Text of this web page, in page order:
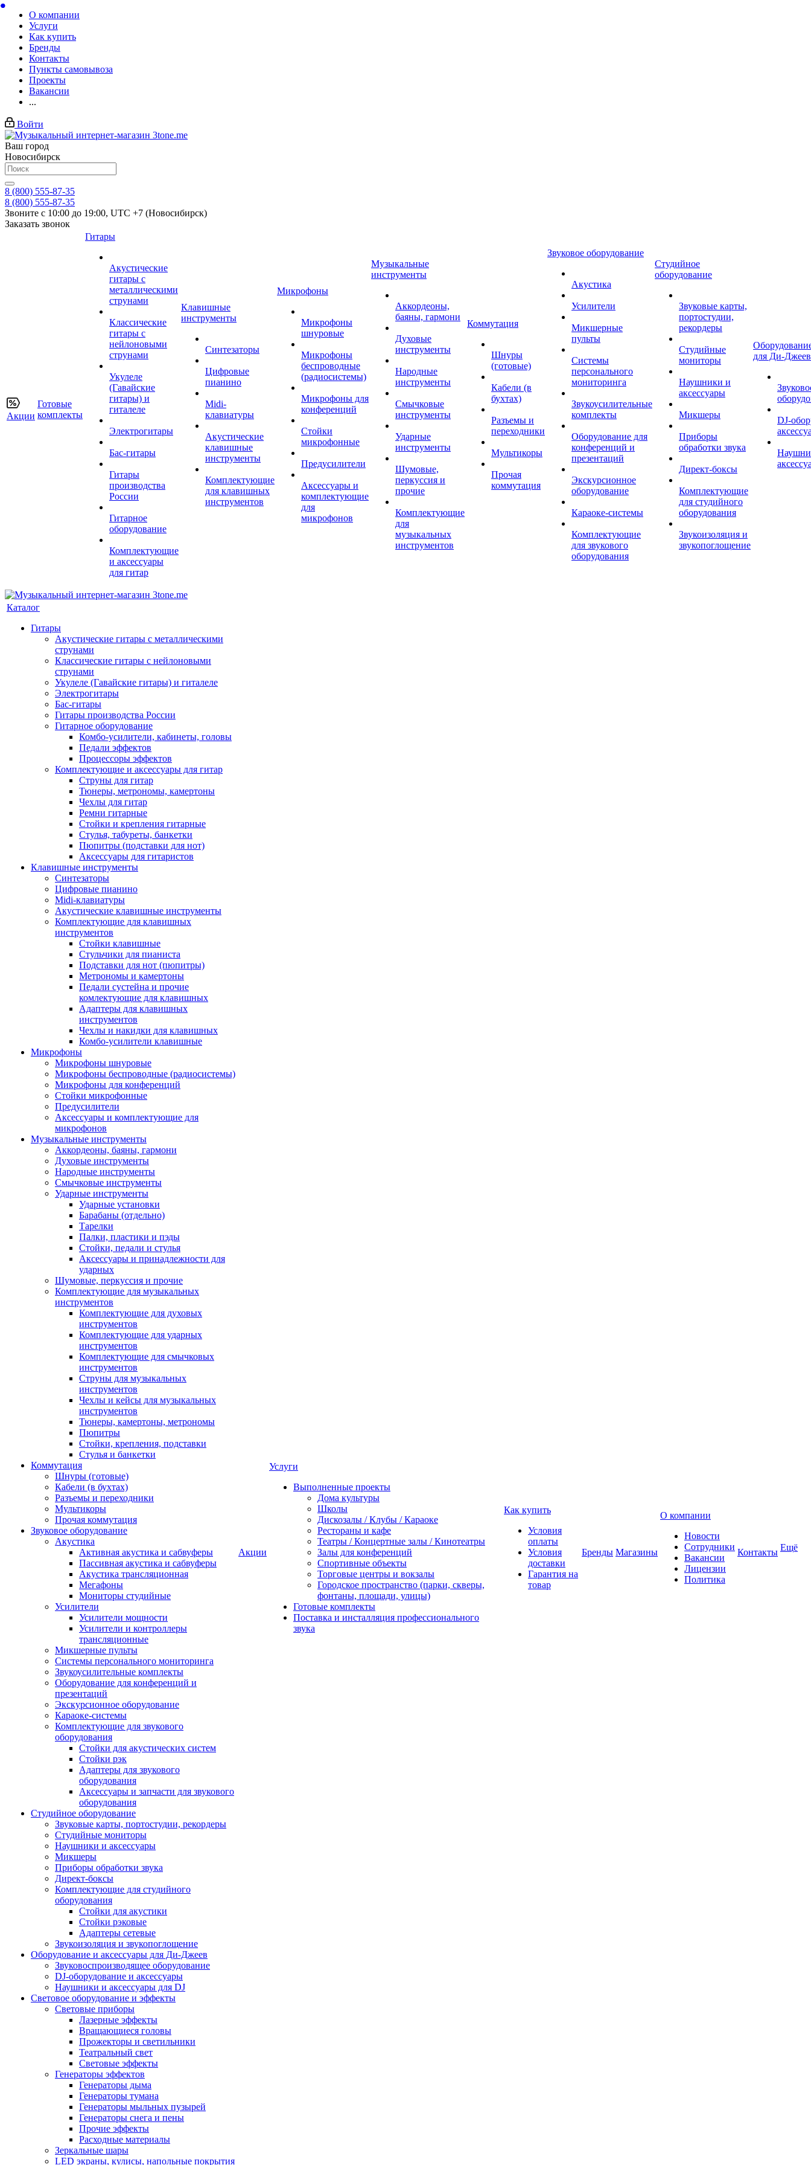
О компании
Услуги
Как купить
Бренды
Контакты
Пункты самовывоза
Проекты
Вакансии
...
Войти
Ваш город
Новосибирск
8 (800) 555-87-35
8 (800) 555-87-35
Звоните с 10:00 до 19:00, UTC +7 (Новосибирск)
Заказать звонок
Акции
Готовые
комплекты
Гитары
Акустические
гитары с
металлическими
струнами
Классические
гитары с
нейлоновыми
струнами
Укулеле
(Гавайские
гитары) и
гиталеле
Электрогитары
Бас-гитары
Гитары
производства
России
Гитарное
оборудование
Комплектующие
и аксессуары
для гитар
Клавишные
инструменты
Синтезаторы
Цифровые
пианино
Midi-
клавиатуры
Акустические
клавишные
инструменты
Комплектующие
для клавишных
инструментов
Микрофоны
Микрофоны
шнуровые
Микрофоны
беспроводные
(радиосистемы)
Микрофоны для
конференций
Стойки
микрофонные
Предусилители
Аксессуары и
комплектующие
для
микрофонов
Музыкальные
инструменты
Аккордеоны,
баяны, гармони
Духовые
инструменты
Народные
инструменты
Смычковые
инструменты
Ударные
инструменты
Шумовые,
перкуссия и
прочие
Комплектующие
для
музыкальных
инструментов
Коммутация
Шнуры
(готовые)
Кабели (в
бухтах)
Разъемы и
переходники
Мультикоры
Прочая
коммутация
Звуковое оборудование
Акустика
Усилители
Микшерные
пульты
Системы
персонального
мониторинга
Звукоусилительные
комплекты
Оборудование для
конференций и
презентаций
Экскурсионное
оборудование
Караоке-системы
Комплектующие
для звукового
оборудования
Студийное
оборудование
Звуковые карты,
портостудии,
рекордеры
Студийные
мониторы
Наушники и
аксессуары
Микшеры
Приборы
обработки звука
Директ-боксы
Комплектующие
для студийного
оборудования
Звукоизоляция и
звукопоглощение
для Ди-Джеев
DJ-
Каталог
Гитары
Акустические гитары с металлическими
струнами
Классические гитары с нейлоновыми
струнами
Укулеле (Гавайские гитары) и гиталеле
Электрогитары
Бас-гитары
Гитары производства России
Гитарное оборудование
Комбо-усилители, кабинеты, головы
Педали эффектов
Процессоры эффектов
Комплектующие и аксессуары для гитар
Струны для гитар
Тюнеры, метрономы, камертоны
Чехлы для гитар
Ремни гитарные
Стойки и крепления гитарные
Стулья, табуреты, банкетки
Пюпитры (подставки для нот)
Аксессуары для гитаристов
Клавишные инструменты
Синтезаторы
Цифровые пианино
Midi-клавиатуры
Акустические клавишные инструменты
Комплектующие для клавишных
инструментов
Стойки клавишные
Стульчики для пианиста
Подставки для нот (пюпитры)
Метрономы и камертоны
Педали сустейна и прочие
комлектующие для клавишных
Адаптеры для клавишных
инструментов
Чехлы и накидки для клавишных
Комбо-усилители клавишные
Микрофоны
Микрофоны шнуровые
Микрофоны беспроводные (радиосистемы)
Микрофоны для конференций
Стойки микрофонные
Предусилители
Аксессуары и комплектующие для
микрофонов
Музыкальные инструменты
Аккордеоны, баяны, гармони
Духовые инструменты
Народные инструменты
Смычковые инструменты
Ударные инструменты
Ударные установки
Барабаны (отдельно)
Тарелки
Палки, пластики и пэды
Стойки, педали и стулья
Аксессуары и принадлежности для
ударных
Шумовые, перкуссия и прочие
Комплектующие для музыкальных
инструментов
Комплектующие для духовых
инструментов
Комплектующие для ударных
инструментов
Комплектующие для смычковых
инструментов
Струны для музыкальных
инструментов
Чехлы и кейсы для музыкальных
инструментов
Тюнеры, камертоны, метрономы
Пюпитры
Стойки, крепления, подставки
Стулья и банкетки
Коммутация
Шнуры (готовые)
Кабели (в бухтах)
Разъемы и переходники
Мультикоры
Прочая коммутация
Звуковое оборудование
Акустика
Активная акустика и сабвуферы
Пассивная акустика и сабвуферы
Акустика трансляционная
Мегафоны
Мониторы студийные
Усилители
Усилители мощности
Усилители и контроллеры
трансляционные
Микшерные пульты
Системы персонального мониторинга
Звукоусилительные комплекты
Оборудование для конференций и
презентаций
Экскурсионное оборудование
Караоке-системы
Комплектующие для звукового
оборудования
Стойки для акустических систем
Стойки рэк
Адаптеры для звукового
оборудования
Аксессуары и запчасти для звукового
оборудования
Студийное оборудование
Звуковые карты, портостудии, рекордеры
Студийные мониторы
Наушники и аксессуары
Микшеры
Приборы обработки звука
Директ-боксы
Комплектующие для студийного
оборудования
Стойки для акустики
Стойки рэковые
Адаптеры сетевые
Звукоизоляция и звукопоглощение
Оборудование и аксессуары для Ди-Джеев
Звуковоспроизводящее оборудование
DJ-оборудование и аксессуары
Наушники и аксессуары для DJ
Световое оборудование и эффекты
Световые приборы
Лазерные эффекты
Вращающиеся головы
Прожекторы и светильники
Театральный свет
Световые эффекты
Генераторы эффектов
Генераторы дыма
Генераторы тумана
Генераторы мыльных пузырей
Генераторы снега и пены
Прочие эффекты
Расходные материалы
Зеркальные шары
LED экраны, кулисы, напольные покрытия
Акции
Услуги
Выполненные проекты
Дома культуры
Школы
Дискозалы / Клубы / Караоке
Рестораны и кафе
Театры / Концертные залы / Кинотеатры
Залы для конференций
Спортивные объекты
Торговые центры и вокзалы
Городское пространство (парки, скверы,
фонтаны, площади, улицы)
Готовые комплекты
Поставка и инсталляция профессионального
звука
Как купить
Условия
оплаты
Условия
доставки
Гарантия на
товар
Бренды Магазины
О компании
Новости
Сотрудники
Вакансии
Лицензии
Политика
Контакты Ещё